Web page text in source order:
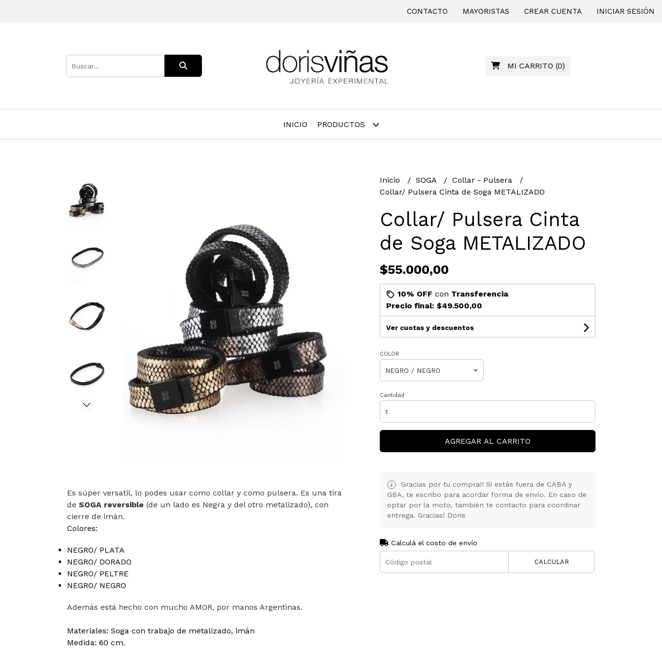
CONTACTO MAYORISTAS CREAR CUENTA INICIAR SESIÓN
MI CARRITO (0)
INICIO PRODUCTOS
Es súper versatil, lo podes usar como collar y como pulsera. Es una tira
de SOGA reversible (de un lado es Negra y del otro metalizado), con
cierre de imán.
Colores:
NEGRO/ PLATA
NEGRO/ DORADO
NEGRO/ PELTRE
NEGRO/ NEGRO
Además está hecho con mucho AMOR, por manos Argentinas.
Materiales: Soga con trabajo de metalizado, imán
Medida: 60 cm.
Inicio SOGA
Collar - Pulsera
Collar/ Pulsera Cinta de Soga METALIZADO
Collar/ Pulsera Cinta
de Soga METALIZADO
$55.000,00
10% OFF con Transferencia
Precio final: $49.500,00
Ver cuotas y descuentos
COLOR
Cantidad
AGREGAR AL CARRITO
Gracias por tu compra!! Si estás fuera de CABA y
GBA, te escribo para acordar forma de envío. En caso de
optar por la moto, también te contacto para coordinar
entrega. Gracias! Doris
Calculá el costo de envío
CALCULAR